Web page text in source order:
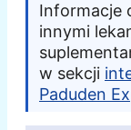
Informacje
innymi
w sekcji
Paduden